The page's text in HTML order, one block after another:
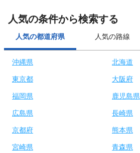
人気の条件から検索する
人気の都道府県 人気の路線
沖縄県 北海道
東京都 大阪府
福岡県 鹿児島県
広島県 長崎県
京都府 熊本県
宮崎県 青森県